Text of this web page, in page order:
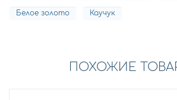
Белое золото Каучук
ПОХОЖИЕ